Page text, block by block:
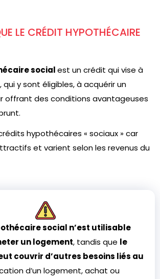
LE CRÉDIT HYPOTHÉCAIRE
socialest un crédit qui vise à
qui y sont éligibles, à acquérir un
offrant des conditions avantageuses
hypothécaires « sociaux » car
et varient selon les revenus du
social n’e­st utilisable
un logement, tandis que le
couvrir d’autre­s besoins liés au
d’un logement, achat ou